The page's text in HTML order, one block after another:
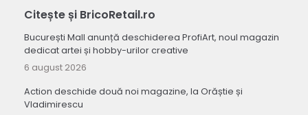
Citește și BricoRetail.ro
București Mall anunță deschiderea ProfiArt, noul magazin
dedicat artei și hobby-urilor creative
6 august 2026
Action deschide două noi magazine, la Orăștie și
Vladimirescu